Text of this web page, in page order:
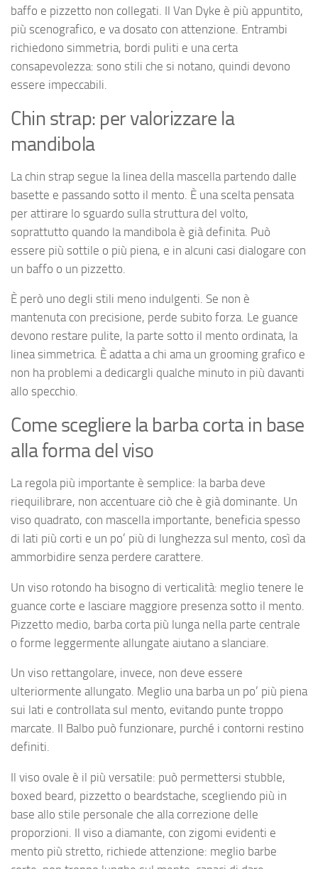
baffo e pizzetto non collegati. Il Van Dyke è più appuntito,
più scenografico, e va dosato con attenzione. Entrambi
richiedono simmetria, bordi puliti e una certa
consapevolezza: sono stili che si notano, quindi devono
essere impeccabili.
Chin strap: per valorizzare la
mandibola
La chin strap segue la linea della mascella partendo dalle
basette e passando sotto il mento. È una scelta pensata
per attirare lo sguardo sulla struttura del volto,
soprattutto quando la mandibola è già definita. Può
essere più sottile o più piena, e in alcuni casi dialogare con
un baffo o un pizzetto.
È però uno degli stili meno indulgenti. Se non è
mantenuta con precisione, perde subito forza. Le guance
devono restare pulite, la parte sotto il mento ordinata, la
linea simmetrica. È adatta a chi ama un grooming grafico e
non ha problemi a dedicargli qualche minuto in più davanti
allo specchio.
Come scegliere la barba corta in base
alla forma del viso
La regola più importante è semplice: la barba deve
riequilibrare, non accentuare ciò che è già dominante. Un
viso quadrato, con mascella importante, beneficia spesso
di lati più corti e un po’ più di lunghezza sul mento, così da
ammorbidire senza perdere carattere.
Un viso rotondo ha bisogno di verticalità: meglio tenere le
guance corte e lasciare maggiore presenza sotto il mento.
Pizzetto medio, barba corta più lunga nella parte centrale
o forme leggermente allungate aiutano a slanciare.
Un viso rettangolare, invece, non deve essere
ulteriormente allungato. Meglio una barba un po’ più piena
sui lati e controllata sul mento, evitando punte troppo
marcate. Il Balbo può funzionare, purché i contorni restino
definiti.
Il viso ovale è il più versatile: può permettersi stubble,
boxed beard, pizzetto o beardstache, scegliendo più in
base allo stile personale che alla correzione delle
proporzioni. Il viso a diamante, con zigomi evidenti e
mento più stretto, richiede attenzione: meglio barbe